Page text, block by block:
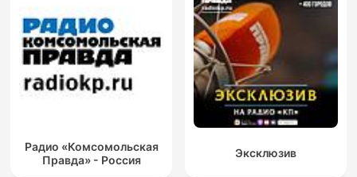
Радио «Комсомольская
Правда» - Россия
Эксклюзив